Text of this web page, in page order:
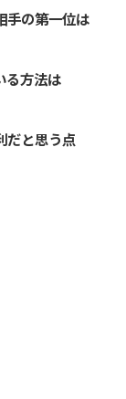
手の第一位は
る方法は
だと思う点